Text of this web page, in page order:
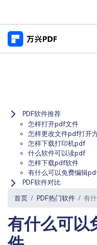
推荐产品
关于万兴
加入我们
帮助中心
万兴PDF Windows版
万兴PDF Mac版
移动端
万兴PDF 安卓版
万兴PDF iOS版
PDF开发工具
PDF新功能
PDF编辑器
PDF合并工具
PDF转换器
PDF加密
PDF文件压缩
商业合作
学校&教育
企业采购
经销商招募
帮助中心
产品支持
用户指南
常见问题
产品信息
登录
PDF软件推荐
怎样打开pdf文件
怎样更改文件pdf打开
怎样下载打印机pdf
什么软件可以读pdf
怎样下载pdf软件
有什么可以免费编辑
PDF软件对比
首页 PDF热门软件 有
有什么可以